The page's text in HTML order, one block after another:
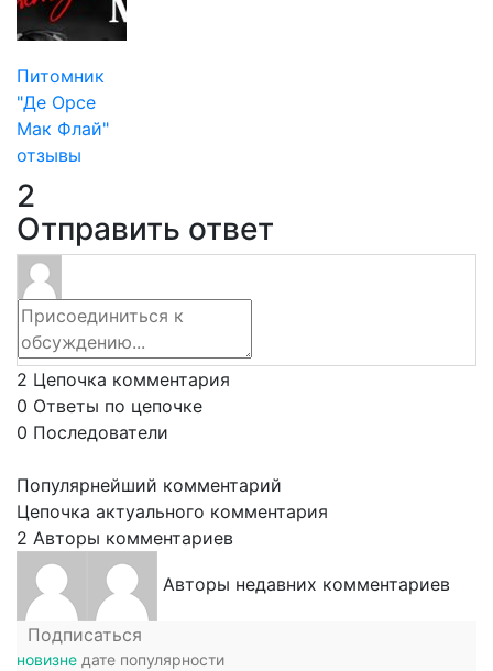
Питомник
"Де Орсе
Мак Флай"
отзывы
2
Отправить ответ
2 Цепочка комментария
0 Ответы по цепочке
0 Последователи
Популярнейший комментарий
Цепочка актуального комментария
2 Авторы комментариев
Авторы недавних комментариев
Подписаться
новизне дате популярности